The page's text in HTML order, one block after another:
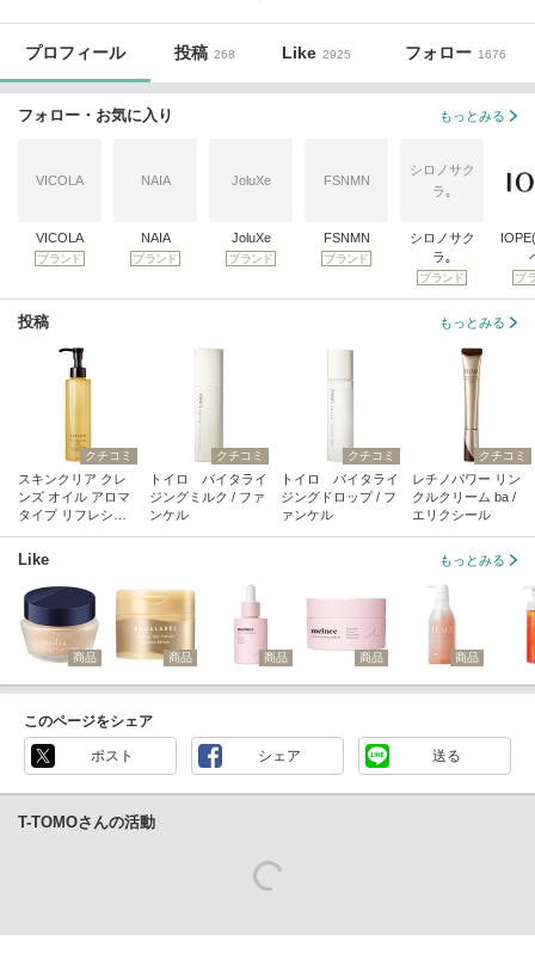
プロフィール 投稿 268 Like 2925 フォロー 1676
フォロー・お気に入り もっとみる
VICOLA
VICOLA
ブランド
NAIA
NAIA
ブランド
JoluXe
JoluXe
ブランド
FSNMN
FSNMN
ブランド
シロノサク
ラ｡
シロノサク
ラ｡
ブランド ブ
投稿 もっとみる
クチコミ
スキンクリア クレ
ンズ オイル アロマ
タイプ リフレシン
アテニア
クチコミ
トイロ バイタライ
ジングミルク / ファ
ンケル
クチコミ
トイロ バイタライ
ジングドロップ / フ
ァンケル
クチコミ
レチノパワー リン
クルクリーム ba /
エリクシール
Like もっとみる
商品 商品 商品 商品 商品
このページをシェア
ポスト シェア 送る
T-TOMOさんの活動